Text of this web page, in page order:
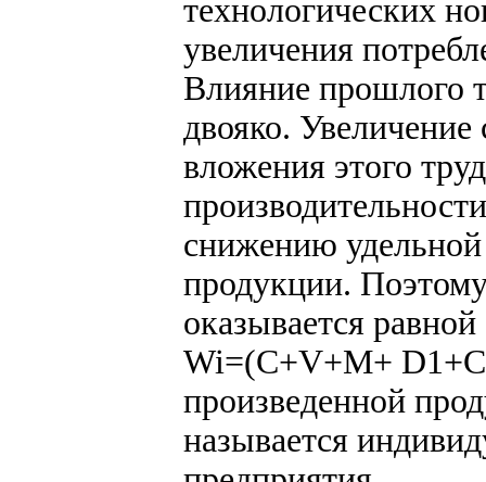
технологических
увеличения
Влияние прошлого
двояко.
вложения этого
снижению
продукции.
оказывается равной
Wi=(C+V+M+
произведенной
называется